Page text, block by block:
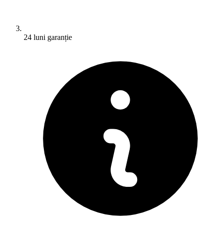
24 luni garanție